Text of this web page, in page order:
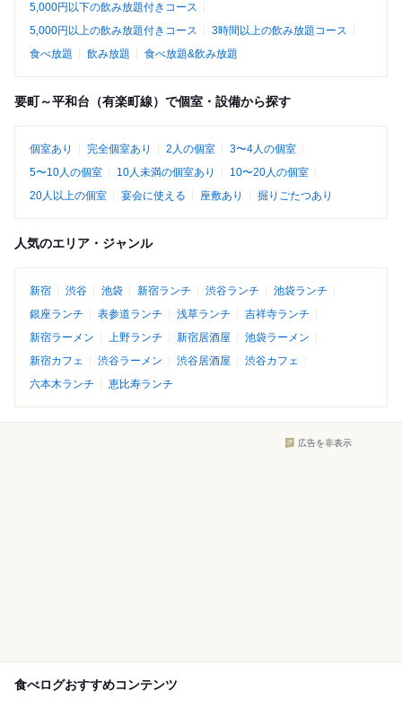
5,000円以下の飲み放題付きコース
5,000円以上の飲み放題付きコース
3時間以上の飲み放題コース
食べ放題
飲み放題 食べ放題&飲み放題
要町～平和台（有楽町線）で個室・設備から探す
個室あり 完全個室あり 2人の個室
3〜4人の個室
5〜10人の個室
10人未満の個室あり
10〜20人の個室
20人以上の個室
宴会に使える 座敷あり 掘りごたつあり
人気のエリア・ジャンル
新宿 渋谷 池袋 新宿ランチ 渋谷ランチ
池袋ランチ
銀座ランチ
表参道ランチ 浅草ランチ
吉祥寺ランチ
新宿ラーメン
上野ランチ 新宿居酒屋
池袋ラーメン
新宿カフェ
渋谷ラーメン 渋谷居酒屋
渋谷カフェ
六本木ランチ
恵比寿ランチ
広告を非表示
食べログおすすめコンテンツ